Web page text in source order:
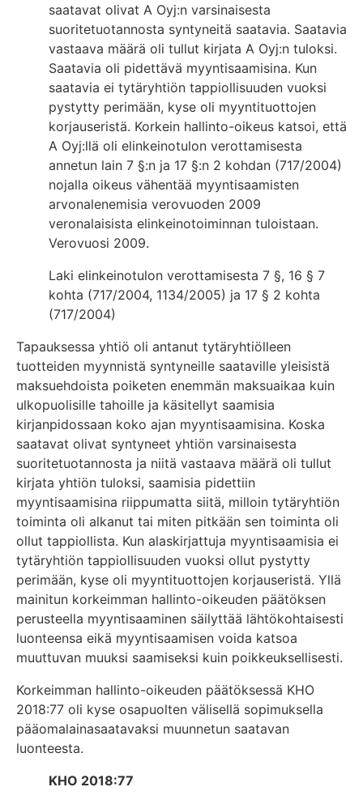
saatavat olivat A Oyj:n varsinaisesta
suoritetuotannosta syntyneitä saatavia. Saatavia
vastaava määrä oli tullut kirjata A Oyj:n tuloksi.
Saatavia oli pidettävä myyntisaamisina. Kun
saatavia ei tytäryhtiön tappiollisuuden vuoksi
pystytty perimään, kyse oli myyntituottojen
korjauseristä. Korkein hallinto-oikeus katsoi, että
A Oyj:llä oli elinkeinotulon verottamisesta
annetun lain 7 §:n ja 17 §:n 2 kohdan (717/2004)
nojalla oikeus vähentää myyntisaamisten
arvonalenemisia verovuoden 2009
veronalaisista elinkeinotoiminnan tuloistaan.
Verovuosi 2009.
Laki elinkeinotulon verottamisesta 7 §, 16 § 7
kohta (717/2004, 1134/2005) ja 17 § 2 kohta
(717/2004)
Tapauksessa yhtiö oli antanut tytäryhtiölleen
tuotteiden myynnistä syntyneille saataville yleisistä
maksuehdoista poiketen enemmän maksuaikaa kuin
ulkopuolisille tahoille ja käsitellyt saamisia
kirjanpidossaan koko ajan myyntisaamisina. Koska
saatavat olivat syntyneet yhtiön varsinaisesta
suoritetuotannosta ja niitä vastaava määrä oli tullut
kirjata yhtiön tuloksi, saamisia pidettiin
myyntisaamisina riippumatta siitä, milloin tytäryhtiön
toiminta oli alkanut tai miten pitkään sen toiminta oli
ollut tappiollista. Kun alaskirjattuja myyntisaamisia ei
tytäryhtiön tappiollisuuden vuoksi ollut pystytty
perimään, kyse oli myyntituottojen korjauseristä. Yllä
mainitun korkeimman hallinto-oikeuden päätöksen
perusteella myyntisaaminen säilyttää lähtökohtaisesti
luonteensa eikä myyntisaamisen voida katsoa
muuttuvan muuksi saamiseksi kuin poikkeuksellisesti.
Korkeimman hallinto-oikeuden päätöksessä KHO
2018:77 oli kyse osapuolten välisellä sopimuksella
pääomalainasaatavaksi muunnetun saatavan
luonteesta.
KHO 2018:77